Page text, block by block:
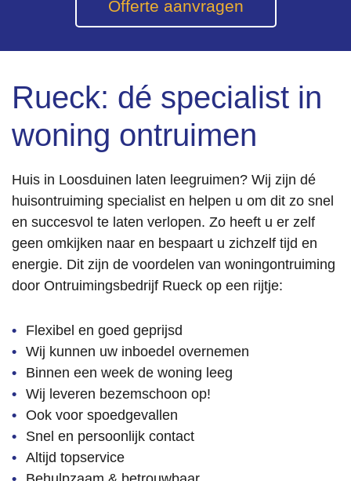
veel
ontruimi
ng zelf
is
netjes
professi
oneel
uitgevo
erd.
Alles is
keurig
achterg
volledig
volgens
afspraa
opgelev
Offerte aanvragen
Rueck: dé specialist in
woning ontruimen
Huis in Loosduinen laten leegruimen? Wij zijn dé
huisontruiming specialist en helpen u om dit zo snel
en succesvol te laten verlopen. Zo heeft u er zelf
geen omkijken naar en bespaart u zichzelf tijd en
energie. Dit zijn de voordelen van woningontruiming
door Ontruimingsbedrijf Rueck op een rijtje:
Flexibel en goed geprijsd
Wij kunnen uw inboedel overnemen
Binnen een week de woning leeg
Wij leveren bezemschoon op!
Ook voor spoedgevallen
Snel en persoonlijk contact
Altijd topservice